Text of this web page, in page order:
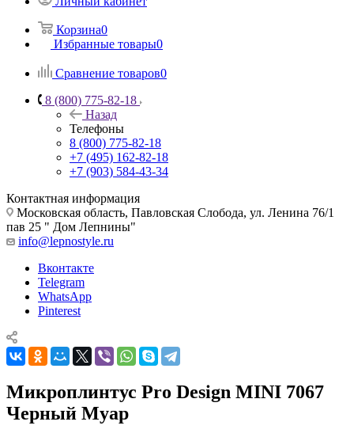
Корзина0
Избранные товары0
Сравнение товаров0
8 (800) 775-82-18
Назад
Телефоны
8 (800) 775-82-18
+7 (495) 162-82-18
+7 (903) 584-43-34
Контактная информация
Московская область, Павловская Слобода, ул. Ленина 76/1
пав 25 " Дом Лепнины"
info@lepnostyle.ru
Вконтакте
Telegram
WhatsApp
Pinterest
Микроплинтус Pro Design MINI 7067
Черный Муар